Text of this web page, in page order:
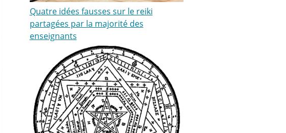
Quatre idées fausses sur le reiki
partagées par la majorité des
enseignants